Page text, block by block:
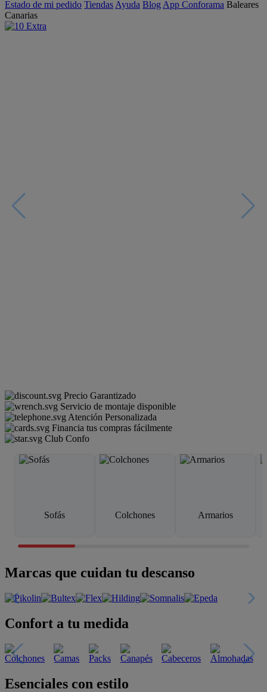
Estado de mi pedido Tiendas Ayuda Blog App Conforama Baleares
Canarias
Precio Garantizado
Servicio de montaje disponible
Atención Personalizada
Financia tus compras fácilmente
Club Confo
Sofás Colchones Armarios
Marcas que cuidan tu descanso
Confort a tu medida
Esenciales con estilo